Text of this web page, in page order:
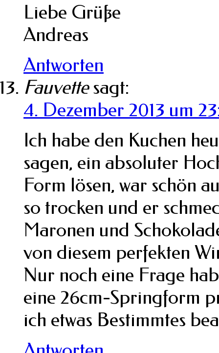
Liebe Grüße
Andreas
Antworten
Fauvette sagt:
4. Dezember 2013 um
Ich habe den Kuchen
sagen, ein absoluter
Form lösen, war schön
so trocken und er
Maronen und
von diesem perfekten
Nur noch eine Frage
eine 26cm-Springform
ich etwas Bestimmtes